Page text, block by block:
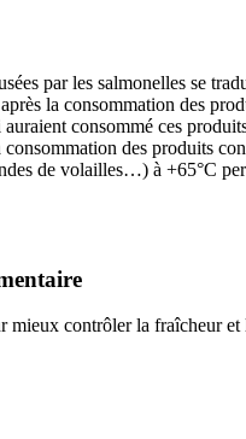
par les salmonelles se
la consommation des
auraient consommé ces
consommation des produits
de volailles…) à +65°C
mieux contrôler la fraîcheur